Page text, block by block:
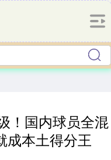
！国内球员全混
成本土得分王